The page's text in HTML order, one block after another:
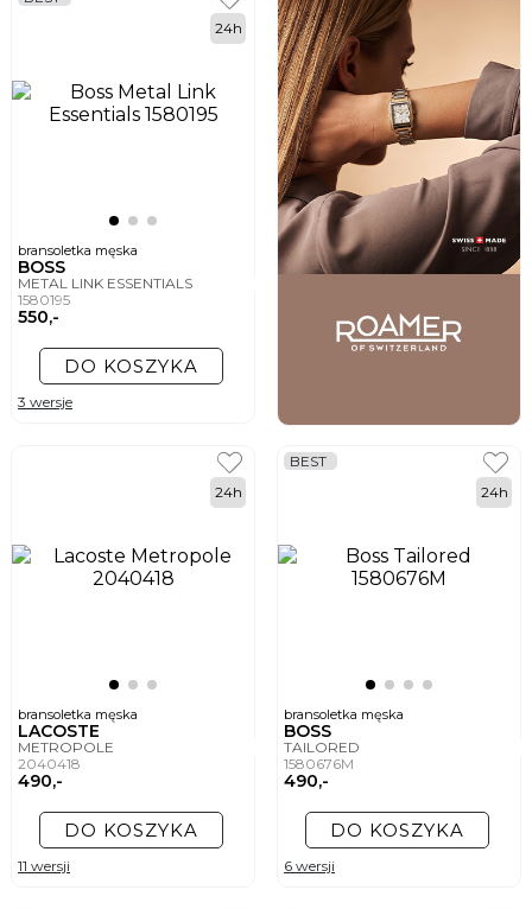
bransoletka męska
BOSS
METAL LINK ESSENTIALS
1580195
550,-
24h
DO KOSZYKA
3 wersje
bransoletka męska
LACOSTE
METROPOLE
2040418
490,-
24h
DO KOSZYKA
11 wersji
bransoletka męska
BOSS
TAILORED
1580676M
490,-
BEST
24h
DO KOSZYKA
6 wersji